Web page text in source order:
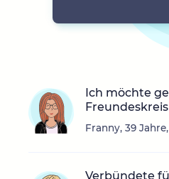
Ich möchte
Franny, 39
Verbündete